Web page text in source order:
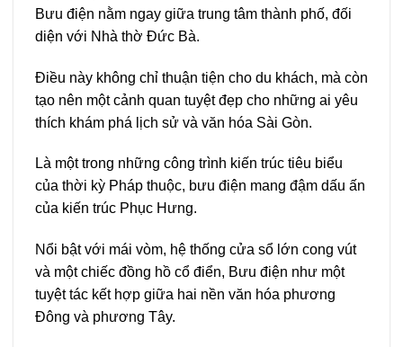
Bưu điện nằm ngay giữa trung tâm thành phố, đối
diện với Nhà thờ Đức Bà.
Điều này không chỉ thuận tiện cho du khách, mà còn
tạo nên một cảnh quan tuyệt đẹp cho những ai yêu
thích khám phá lịch sử và văn hóa Sài Gòn.
Là một trong những công trình kiến trúc tiêu biểu
của thời kỳ Pháp thuộc, bưu điện mang đậm dấu ấn
của kiến trúc Phục Hưng.
Nổi bật với mái vòm, hệ thống cửa sổ lớn cong vút
và một chiếc đồng hồ cổ điển, Bưu điện như một
tuyệt tác kết hợp giữa hai nền văn hóa phương
Đông và phương Tây.